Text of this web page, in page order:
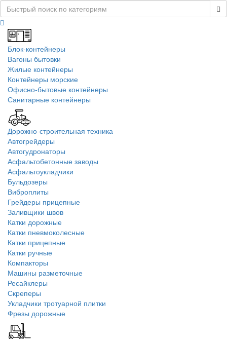
Блок-контейнеры
Вагоны бытовки
Жилые контейнеры
Контейнеры морские
Офисно-бытовые контейнеры
Санитарные контейнеры
Дорожно-строительная техника
Автогрейдеры
Автогудронаторы
Асфальтобетонные заводы
Асфальтоукладчики
Бульдозеры
Виброплиты
Грейдеры прицепные
Заливщики швов
Катки дорожные
Катки пневмоколесные
Катки прицепные
Катки ручные
Компакторы
Машины разметочные
Ресайклеры
Скреперы
Укладчики тротуарной плитки
Фрезы дорожные